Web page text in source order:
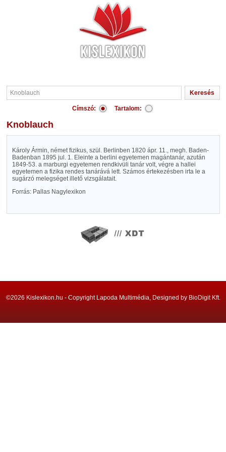
Címszó: Tartalom:
Knoblauch
Károly Ármin, német fizikus, szül. Berlinben 1820 ápr. 11., megh. Baden-
Badenban 1895 jul. 1. Eleinte a berlini egyetemen magántanár, azután
1849-53. a marburgi egyetemen rendkivüli tanár volt, végre a hallei
egyetemen a fizika rendes tanárává lett. Számos értekezésben irta le a
sugárzó melegséget illető vizsgálatait.
Forrás: Pallas Nagylexikon
©2026 Kislexikon.hu - Copyright Lapoda Multimédia, Designed by BioDigit Kft.